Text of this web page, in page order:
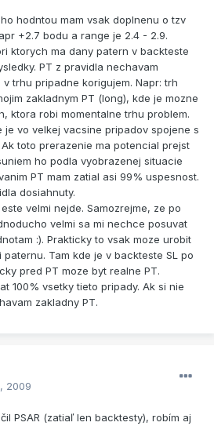
hodntou mam vsak doplnenu o tzv
+2.7 bodu a range je 2.4 - 2.9.
ktorych ma dany patern v backteste
PT z pravidla nechavam
trhu pripadne korigujem. Napr: trh
zakladnym PT (long), kde je mozne
ktora robi momentalne trhu problem.
je vo velkej vacsine pripadov spojene s
toto prerazenie ma potencial prejst
ho podla vyobrazenej situacie
PT mam zatial asi 99% uspesnost.
dosiahnuty.
velmi nejde. Samozrejme, ze po
velmi sa mi nechce posuvat
:). Prakticky to vsak moze urobit
Tam kde je v backteste SL po
pred PT moze byt realne PT.
100% vsetky tieto pripady. Ak si nie
zakladny PT.
2009
PSAR (zatiaľ len backtesty), robím aj